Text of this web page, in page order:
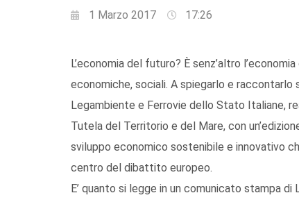
1 Marzo 2017 17:26
L’economia del futuro? È senz’altro
economiche, sociali. A spiegarlo e
Legambiente e Ferrovie dello Stato Italiane,
Tutela del Territorio e del Mare, con
sviluppo economico sostenibile e innovativo
centro del dibattito europeo.
E’ quanto si legge in un comunicato stampa di